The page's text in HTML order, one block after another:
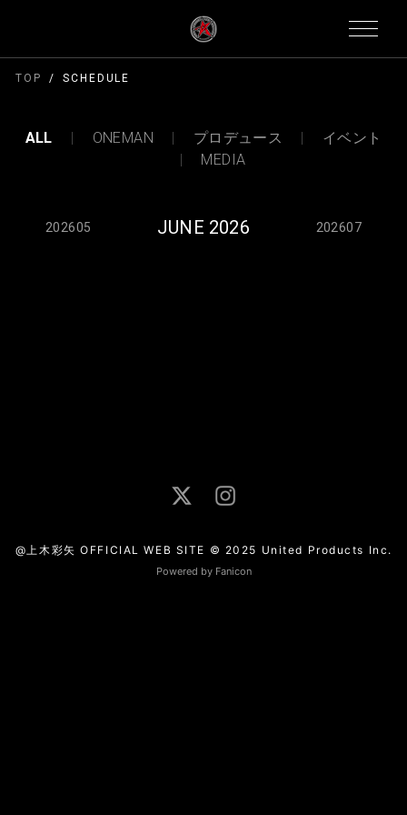
TOP SCHEDULE
ALL ONEMAN プロデュース
イベント
MEDIA
202605 JUNE 2026 202607
@上木彩矢 OFFICIAL WEB SITE © 2025 United Products Inc.
Powered by Fanicon